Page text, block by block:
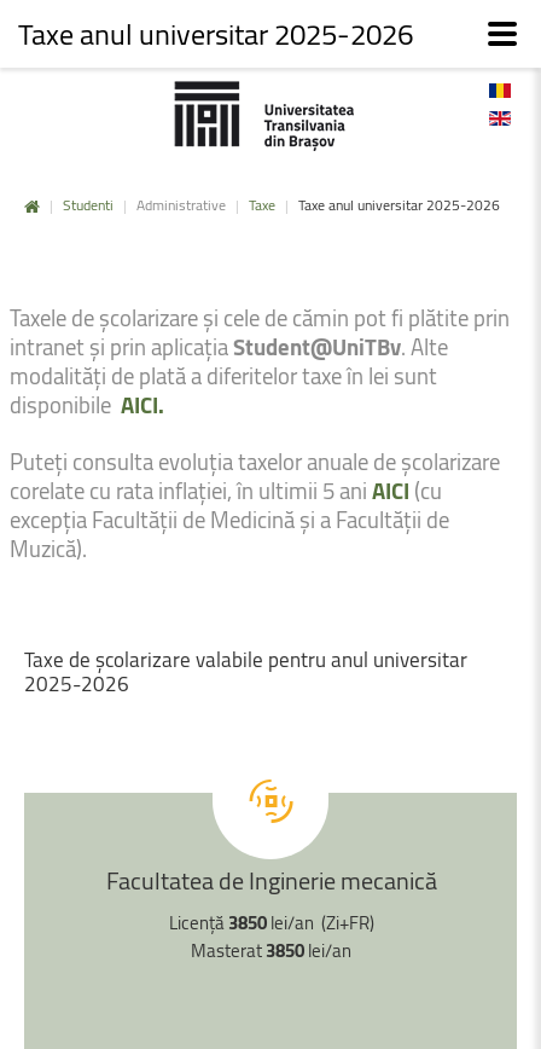
| Studenti | Administrative | Taxe | Taxe anul universitar 2025-2026
Taxele de școlarizare și cele de cămin pot fi plătite prin
intranet și prin aplicațiaStudent@UniTBv. Alte
modalități de plată a diferitelor taxe în lei sunt
disponibile AICI.
Puteți consulta evoluția taxelor anuale de școlarizare
corelate cu rata inflației, în ultimii 5 aniAICI (cu
excepția Facultății de Medicină și a Facultății de
Muzică).
Taxedeșcolarizarevalabile pentruanul universitar
2025-2026
FacultateadeIngineriemecanică
Licență3850lei/an (Zi+FR)
Masterat3850lei/an
Taxe anul universitar 2025-2026